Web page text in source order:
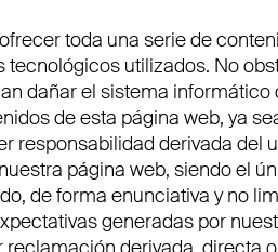
toda una serie de
utilizados. No
dañar el sistema informático
de esta página web, ya
responsabilidad derivada del
página web, siendo el
de forma enunciativa y no
generadas por